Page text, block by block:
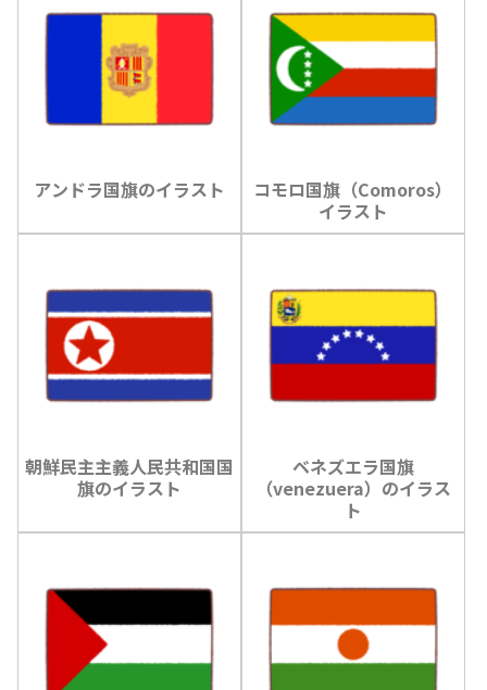
アンドラ国旗のイラスト
コモロ国旗（Comoros）
イラスト
朝鮮民主主義人民共和国国
旗のイラスト
ベネズエラ国旗
（venezuera）のイラス
ト